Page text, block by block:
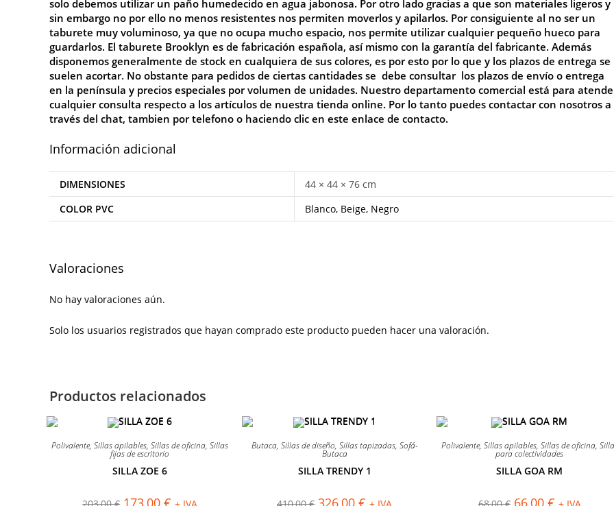
solo debemos utilizar un paño humedecido en agua jabonosa. Por otro lado gracias a que son materiales ligeros y
sin embargo no por ello no menos resistentes nos permiten moverlos y apilarlos. Por consiguiente al no ser un
taburete muy voluminoso, ya que no ocupa mucho espacio, nos permite utilizar cualquier pequeño hueco para
guardarlos. El taburete Brooklyn es de fabricación española, así mismo con la garantía del fabricante. Además
disponemos generalmente de stock en cualquiera de sus colores, es por esto por lo que y los plazos de entrega se
suelen acortar. No obstante para pedidos de ciertas cantidades se debe consultar los plazos de envío o entrega
en la península y precios especiales por volumen de unidades. Nuestro departamento comercial está para
cualquier consulta respecto a los artículos de nuestra tienda online. Por lo tanto puedes contactar con nosotros a
través del chat, tambien por telefono o haciendo clic en este enlace de contacto.
Información adicional
DIMENSIONES
44 × 44 × 76 cm
COLOR PVC
Blanco, Beige, Negro
Valoraciones
No hay valoraciones aún.
Solo los usuarios registrados que hayan comprado este producto pueden hacer una valoración.
Productos relacionados
Polivalente,Sillas apilables,Sillas de oficina,Sillas
fijas de escritorio
SILLA ZOE 6
203,00€ El
173,00€ El
+ IVA
Butaca, Sillas de diseño, Sillas tapizadas, Sofá-
Butaca
SILLA TRENDY 1
410,00€ El
326,00€ El
+ IVA
Polivalente, Sillas apilables, Sillas de oficina,
para colectividades
SILLA GOA RM
68,00€ El
66,00 €El+ IVA